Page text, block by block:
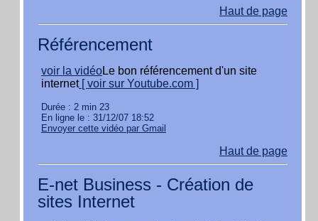
Haut de page
Référencement
voir la vidéoLe bon référencement d'un site
internet[ voir sur Youtube.com ]
Durée : 2 min 23
En ligne le : 31/12/07 18:52
Envoyer cette vidéo par Gmail
Haut de page
E-net Business - Création de
sites Internet